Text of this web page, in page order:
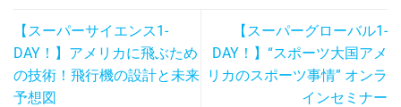
【スーパーサイエンス1-
DAY！】アメリカに飛ぶため
の技術！飛行機の設計と未来
予想図
【スーパーグローバル1-
DAY！】“スポーツ大国アメ
リカのスポーツ事情” オンラ
インセミナー